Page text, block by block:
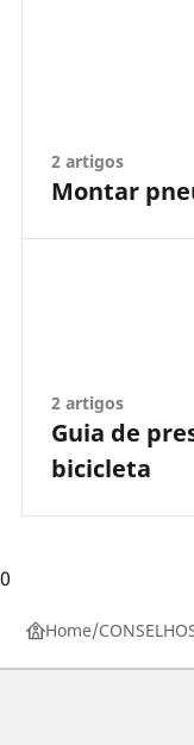
2 artigos
Montar
2 artigos
Guia de
bicicleta
0
Home